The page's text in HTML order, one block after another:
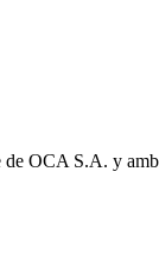
OCA S.A. y